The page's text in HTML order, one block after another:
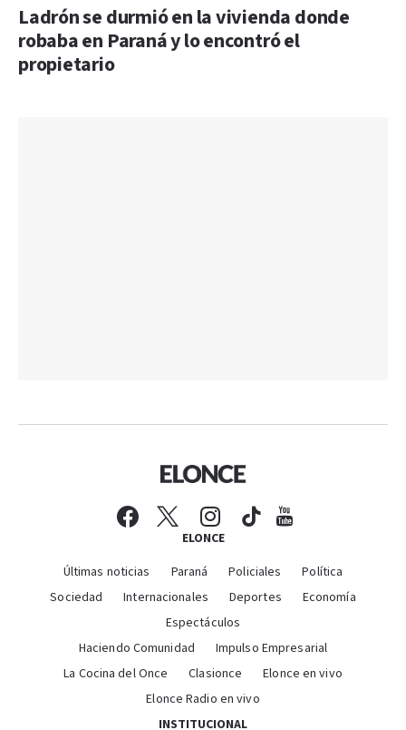
Ladrón se durmió en la vivienda donde
robaba en Paraná y lo encontró el
propietario
ELONCE
Últimas noticias Paraná Policiales
Política
Sociedad
Internacionales Deportes
Economía
Espectáculos
Haciendo Comunidad
Impulso Empresarial
La Cocina del Once
Clasionce
Elonce en vivo
Elonce Radio en vivo
INSTITUCIONAL